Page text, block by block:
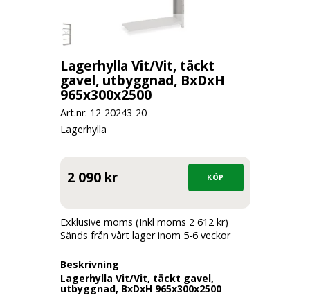
Lagerhylla Vit/Vit, täckt
gavel, utbyggnad, BxDxH
965x300x2500
Art.nr: 12-20243-20
Lagerhylla
2 090 kr
Exklusive moms (Inkl moms 2 612 kr)
Sänds från vårt lager inom 5-6 veckor
Beskrivning
Lagerhylla Vit/Vit, täckt gavel,
utbyggnad, BxDxH 965x300x2500